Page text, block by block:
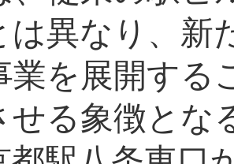
は異なり、新
業を展開する
せる象徴とな